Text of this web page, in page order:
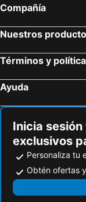
Hoteles en Nueva
Compañía
Nuestros
Términos y
Ayuda
Inicia
exclusivos
Personaliza tu
Obtén ofertas